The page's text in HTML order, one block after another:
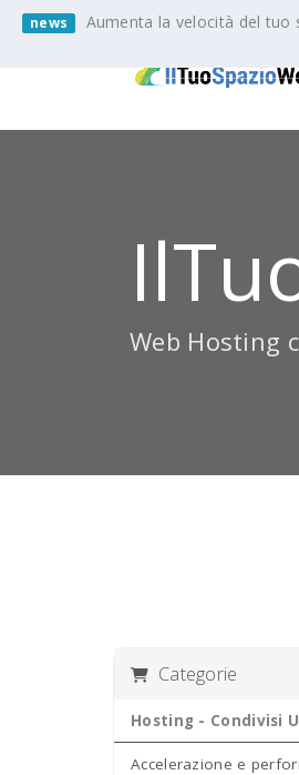
news Aumenta la velocità del tuo
Web Hosting
Categorie
Hosting - Condivisi
Accelerazione e